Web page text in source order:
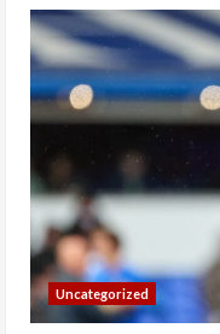
Uncategorized